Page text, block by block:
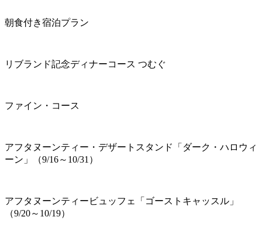
朝食付き宿泊プラン
リブランド記念ディナーコース つむぐ
ファイン・コース
アフタヌーンティー・デザートスタンド「ダーク・ハロウィ
ーン」（9/16～10/31）
アフタヌーンティービュッフェ「ゴーストキャッスル」
（9/20～10/19）